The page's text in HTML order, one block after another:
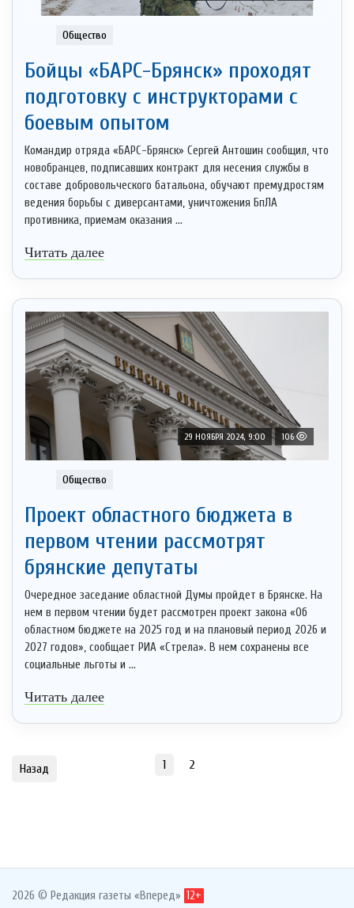
Общество
Бойцы «БАРС-Брянск» проходят
подготовку с инструкторами с
боевым опытом
Командир отряда «БАРС-Брянск» Сергей Антошин сообщил, что
новобранцев, подписавших контракт для несения службы в
составе добровольческого батальона, обучают премудростям
ведения борьбы с диверсантами, уничтожения БпЛА
противника, приемам оказания ...
Читать далее
29 НОЯБРЯ 2024, 9:00 106
Общество
Проект областного бюджета в
первом чтении рассмотрят
брянские депутаты
Очередное заседание областной Думы пройдет в Брянске. На
нем в первом чтении будет рассмотрен проект закона «Об
областном бюджете на 2025 год и на плановый период 2026 и
2027 годов», сообщает РИА «Стрела». В нем сохранены все
социальные льготы и ...
Читать далее
Назад 1 2
2026 © Редакция газеты «Вперед» 12+